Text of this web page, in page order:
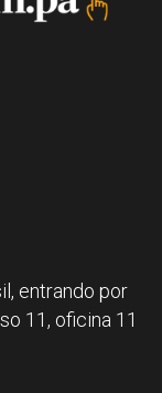
entrando por
11, oficina 11